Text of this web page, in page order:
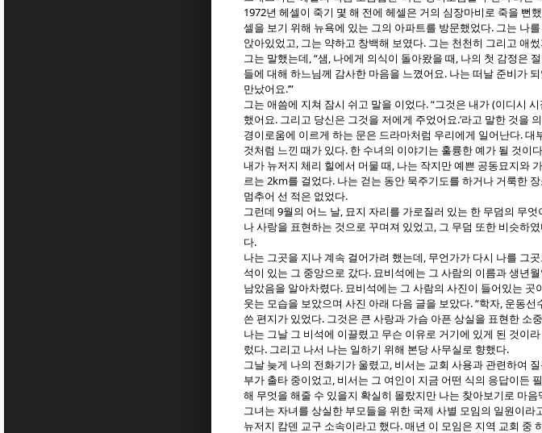
1972년 헤셀이 죽기 몇 해 전에 헤셀은 거의 심장마비로 죽을 뻔
셀을 보기 위해 뉴욕에 있는 그의 아파트를 방문했었다. 그는 나
앉아있었고, 그는 약하고 창백해 보였다. 그는 천천히 그리고 애
그는 말했는데 , “샘 , 나에게 의식이 돌아왔을 때 , 나의 첫 감정은
들에 대해 하느님께 감사한 마음을 느꼈어요. 나는 떠날 준비가
만났어요.’”
그는 애씀에 지쳐 잠시 쉬고 말을 이었다. “그것은 내가 (이디시
했어요. 그리고 당신은 그것을 저에게 주었어요.’라고 말한 것을
경이로움에 이르게 하는 문은 드라마처럼 우리에게 일어난다. 대
것처럼 느낀 때가 있다. 한 수녀의 이야기는 훌륭한 예가 될 것이다
내가 뉴저지 체리 힐에서 머물 때 , 나는 작지만 예쁜 공동묘지와
르는 2km를 걸었다. 나는 걷는 동안 묵주기도를 하거나 거룩한
멈추어 선 적은 없었다.
그런데 9월의 어느 날, 묘지 자리를 가로질러 있는 한 무덤의 무
나 사랑을 표현하는 것으로 꾸며져 있었고, 그 무덤 또한 비슷하
다.
나는 그곳을 지나 계속 걸어가려 했는데 , 무언가가 다시 나를 그
석이 있는 그 중앙으로 갔다. 묘비석에는 그 사람의 이름과 생년
남았음을 알아차렸다. 묘비석에는 그 사람의 사진이 들어있는 곳
웃는 모습을 보았으며 사진 아래 다음 글을 보았다. “학자, 운동선
쓴 편지가 있었다. 그것은 큰 사랑과 가슴 아픈 상실을 표현한 소
나는 그날 그 비석에 이끌렸고 무슨 이유로 거기에 있게 된 것이
렀다. 그리고 나서 나는 일하기 위해 본당 사무실로 향했다.
그날 늦게 나의 전화기가 울렸고, 비서는 교회 사용과 관련하여
부가 출타 중이었고, 비서는 그 여인이 지금 어떤 식의 응답이든
해 무엇을 해줄 수 있을지 확실히 몰랐지만 나는 찾아보기로 마음
그녀는 자녀를 상실한 부모들을 위한 국제 사별 모임의 일원이라
뉴저지 캄덴 교구 소속이라고 했다. 매년 이 모임은 지역 교회 중